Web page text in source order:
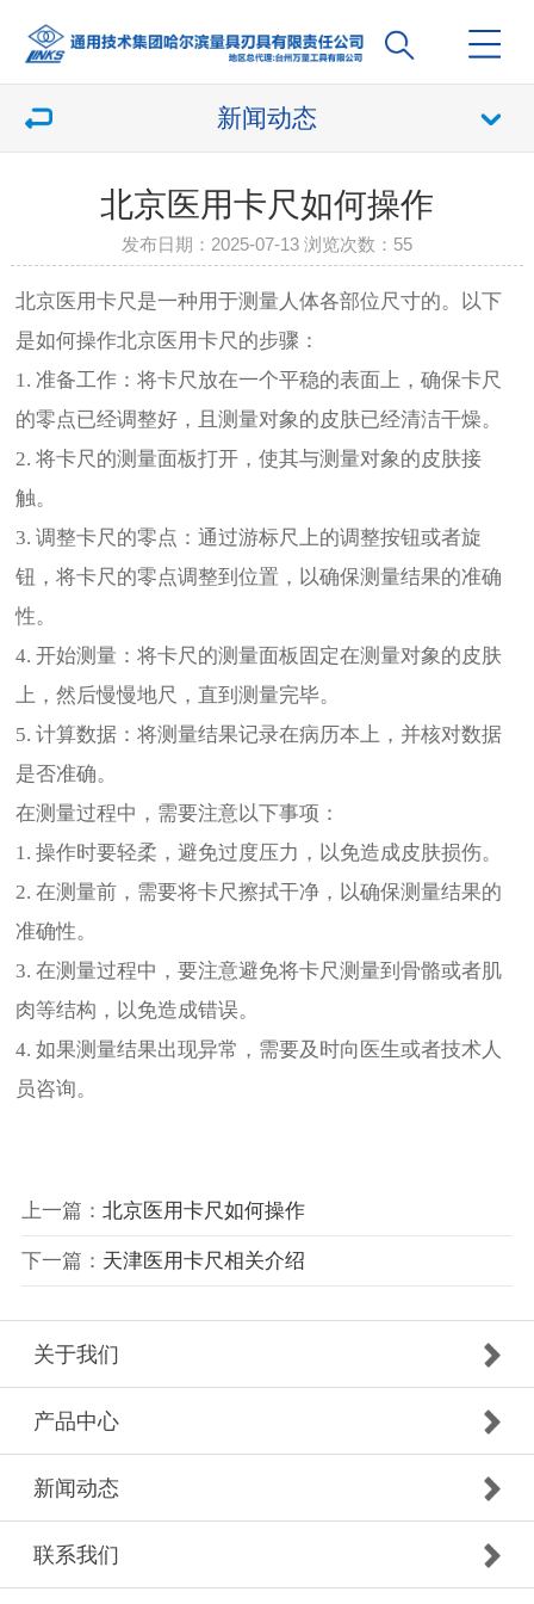
新闻动态
北京医用卡尺如何操作
发布日期：2025-07-13 浏览次数： 55
北京医用卡尺是一种用于测量人体各部位尺寸的。以下
是如何操作北京医用卡尺的步骤：
1. 准备工作：将卡尺放在一个平稳的表面上，确保卡尺
的零点已经调整好，且测量对象的皮肤已经清洁干燥。
2. 将卡尺的测量面板打开，使其与测量对象的皮肤接
触。
3. 调整卡尺的零点：通过游标尺上的调整按钮或者旋
钮，将卡尺的零点调整到位置，以确保测量结果的准确
性。
4. 开始测量：将卡尺的测量面板固定在测量对象的皮肤
上，然后慢慢地尺，直到测量完毕。
5. 计算数据：将测量结果记录在病历本上，并核对数据
是否准确。
在测量过程中，需要注意以下事项：
1. 操作时要轻柔，避免过度压力，以免造成皮肤损伤。
2. 在测量前，需要将卡尺擦拭干净，以确保测量结果的
准确性。
3. 在测量过程中，要注意避免将卡尺测量到骨骼或者肌
肉等结构，以免造成错误。
4. 如果测量结果出现异常，需要及时向医生或者技术人
员咨询。
上一篇： 北京医用卡尺如何操作
下一篇： 天津医用卡尺相关介绍
关于我们
产品中心
新闻动态
联系我们